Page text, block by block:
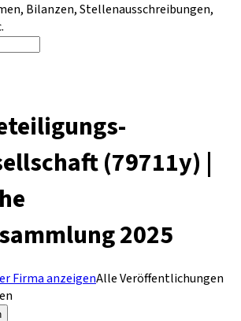
Bilanzen, Stellenausschreibungen,
(79711y) |
2025
Firma anzeigenAlle Veröffentlichungen